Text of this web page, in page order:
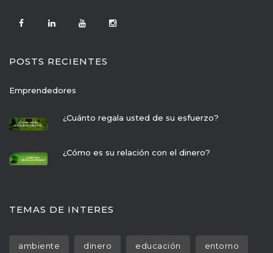
POSTS RECIENTES
Emprendedore
¿Cuánto regala usted de su esfuerzo?
¿Cómo es su relación con el dinero?
TEMAS DE INTERES
ambiente dinero educación entorno